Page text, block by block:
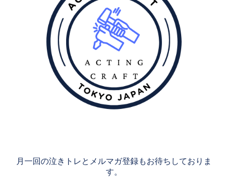
月一回の泣きトレとメルマガ登録もお待ちしておりま
す。